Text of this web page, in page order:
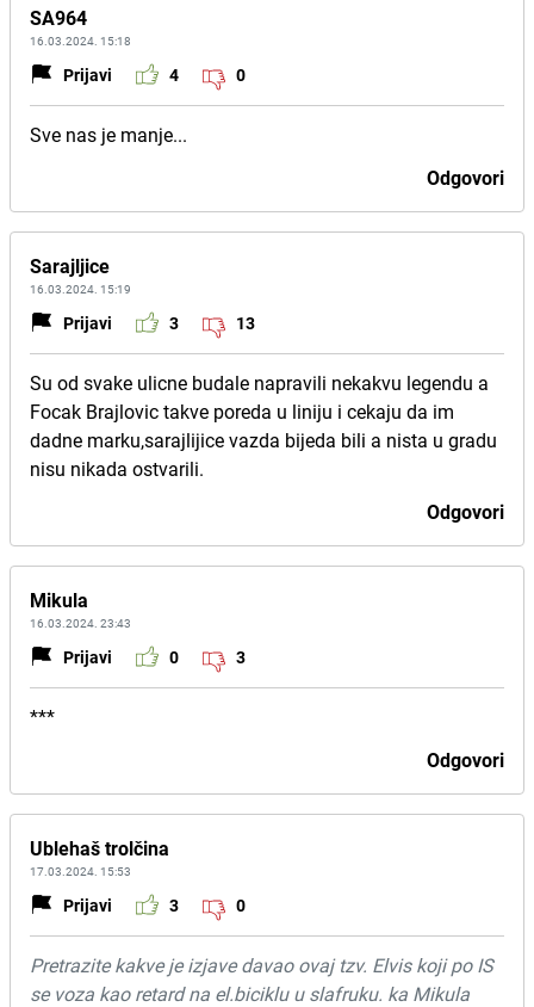
SA964
16.03.2024. 15:18
Prijavi 4 0
Sve nas je manje...
Odgovori
Sarajljice
16.03.2024. 15:19
Prijavi 3 13
Su od svake ulicne budale napravili nekakvu legendu a
Focak Brajlovic takve poreda u liniju i cekaju da im
dadne marku,sarajlijice vazda bijeda bili a nista u gradu
nisu nikada ostvarili.
Odgovori
Mikula
16.03.2024. 23:43
Prijavi 0 3
***
Odgovori
Ublehaš trolčina
17.03.2024. 15:53
Prijavi 3 0
Pretrazite kakve je izjave davao ovaj tzv. Elvis koji po IS
se voza kao retard na el.biciklu u slafruku. ka Mikula